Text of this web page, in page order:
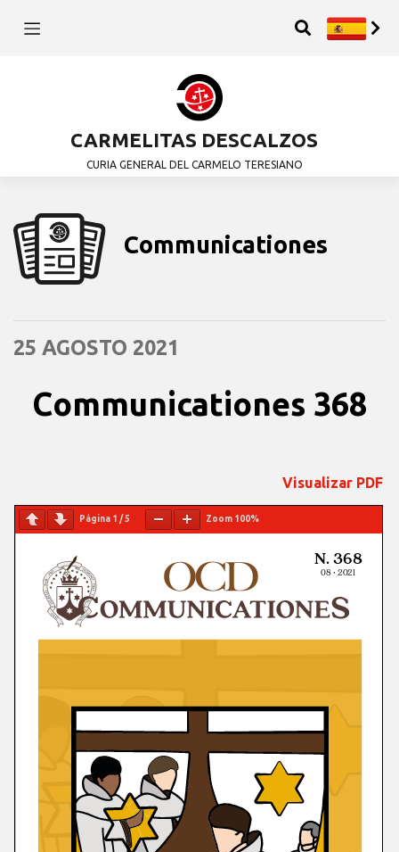
CARMELITAS DESCALZOS
CURIA GENERAL DEL CARMELO TERESIANO
Communicationes
25 AGOSTO 2021
Communicationes 368
Visualizar PDF
Página 1 /5 Zoom 100%